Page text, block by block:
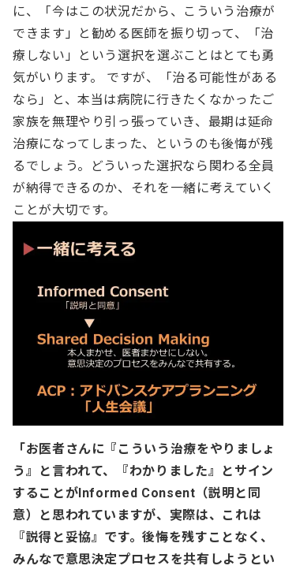
に、「今はこの状況だから、こういう治療が
できます」と勧める医師を振り切って、「治
療しない」という選択を選ぶことはとても勇
気がいります。
ですが、「治る可能性がある
なら」と、本当は病院に行きたくなかったご
家族を無理やり引っ張っていき、最期は延命
治療になってしまった、というのも後悔が残
るでしょう。どういった選択なら関わる全員
が納得できるのか、それを一緒に考えていく
ことが大切です。
「お医者さんに『こういう治療をやりましょ
う』と言われて、『わかりました』とサイン
することがInformed Consent（説明と同
意）と思われていますが、実際は、これは
『説得と妥協』です。後悔を残すことなく、
みんなで意思決定プロセスを共有しようとい